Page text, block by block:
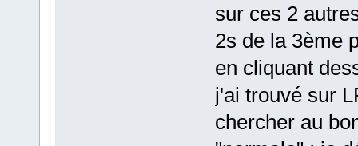
sur ces 2
2s de la 3ème
en cliquant
j'ai trouvé sur
chercher au